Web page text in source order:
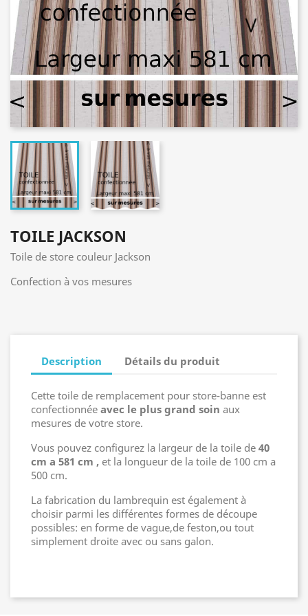
TOILE JACKSON
Toile de store couleur Jackson
Confection à vos mesures
Description Détails du produit
Cette toile de remplacement pour store-banne est
confectionnée avec le plus grand soin aux
mesures de votre store.
Vous pouvez configurez la largeur de la toile de 40
cm a 581 cm , et la longueur de la toile de 100 cm a
500 cm.
La fabrication du lambrequin est également à
choisir parmi les différentes formes de découpe
possibles: en forme de vague,de feston,ou tout
simplement droite avec ou sans galon.